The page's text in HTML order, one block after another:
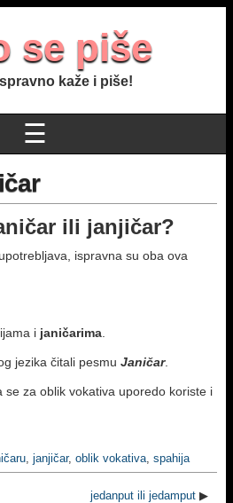
se piše
kaže i piše!
☰
ili janjičar?
ispravna su oba ova
i janičarima
jezika čitali pesmu Janičar.
za oblik vokativa uporedo koriste i
, janjičar, oblik vokativa, spahija
jedanput ili jedamput ▶